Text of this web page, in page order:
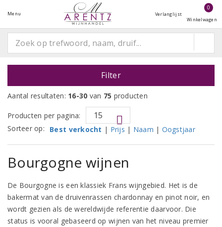
Menu Verlanglijst
0
Winkelwagen
Filter
Aantal resultaten: 16-30 van 75 producten
Producten per pagina:
Sorteer op:
Best verkocht | Prijs | Naam | Oogstjaar
Bourgogne wijnen
De Bourgogne is een klassiek Frans wijngebied. Het is de
bakermat van de druivenrassen chardonnay en pinot noir, en
wordt gezien als de wereldwijde referentie daarvoor. Die
status is vooral gebaseerd op wijnen van het niveau premier